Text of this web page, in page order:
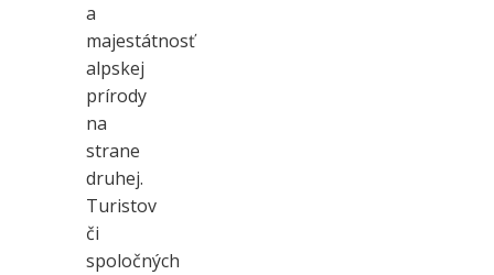
a
majestátnosť
alpskej
prírody
na
strane
druhej.
Turistov
či
spoločných